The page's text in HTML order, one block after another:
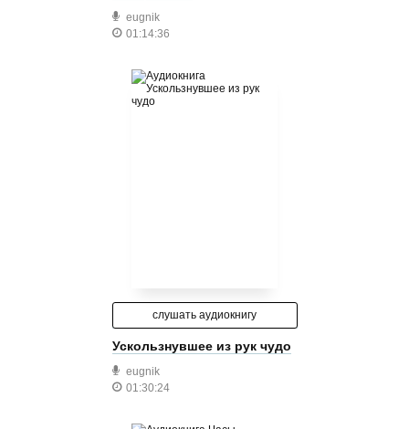
eugnik
01:14:36
слушать аудиокнигу
Ускользнувшее из рук чудо
eugnik
01:30:24